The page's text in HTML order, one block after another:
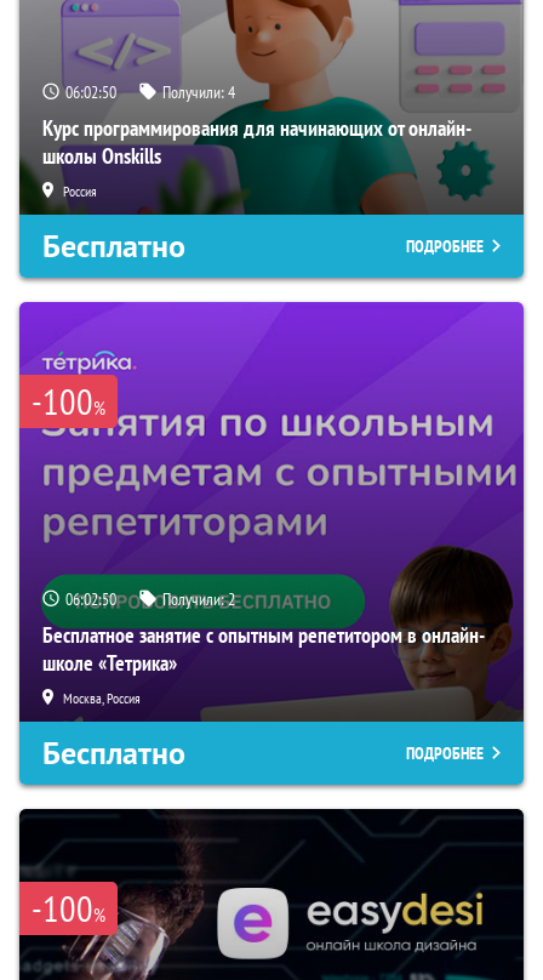
06:02:49 Получили:4
Курс программирования для начинающих от онлайн-
школы Onskills
Россия
Бесплатно ПОДРОБНЕЕ
-100%
06:02:49 Получили:2
Бесплатное занятие с опытным репетитором в онлайн-
школе «Тетрика»
Москва, Россия
Бесплатно ПОДРОБНЕЕ
-100%